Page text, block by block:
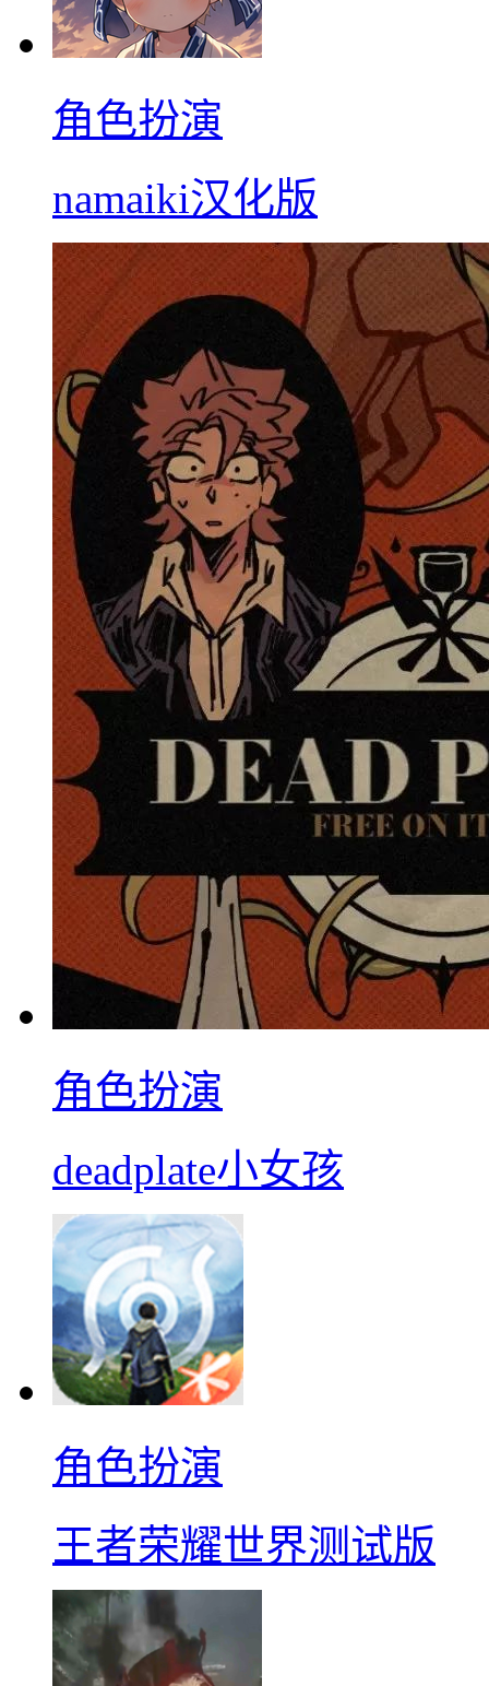
角色扮演
namaiki汉化版
角色扮演
deadplate小女孩
角色扮演
王者荣耀世界测试版